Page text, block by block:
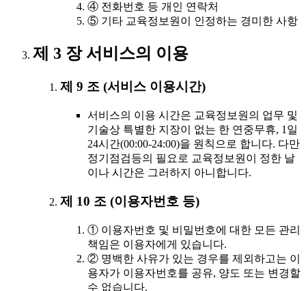
④ 전화번호 등 개인 연락처
⑤ 기타 교육정보원이 인정하는 경미한 사항
제 3 장 서비스의 이용
제 9 조 (서비스 이용시간)
서비스의 이용 시간은 교육정보원의 업무 및
기술상 특별한 지장이 없는 한 연중무휴, 1일
24시간(00:00-24:00)을 원칙으로 합니다. 다만
정기점검등의 필요로 교육정보원이 정한 날
이나 시간은 그러하지 아니합니다.
제 10 조 (이용자번호 등)
① 이용자번호 및 비밀번호에 대한 모든 관리
책임은 이용자에게 있습니다.
② 명백한 사유가 있는 경우를 제외하고는 이
용자가 이용자번호를 공유, 양도 또는 변경할
수 없습니다.